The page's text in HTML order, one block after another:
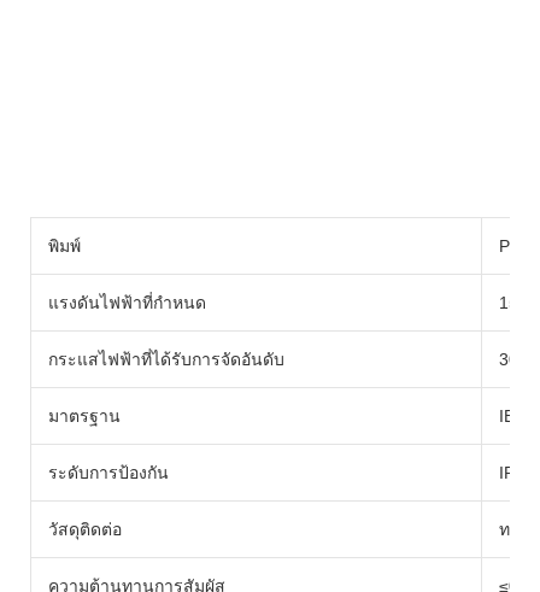
พิมพ์
แรงดันไฟฟ้าที่กำหนด
กระแสไฟฟ้าที่ได้รับการจัดอันดับ 30A
มาตรฐาน IEC
ระดับการป้องกัน IP67
วัสดุติดต่อ ทอง
ความต้านทานการสัมผัส ≤0.5